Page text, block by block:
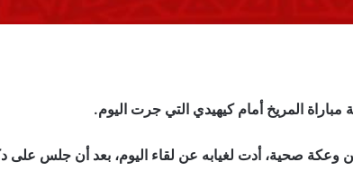
المريخ أمام كيهيدي التي جرت اليوم.
صحية، أدت لغيابه عن لقاء اليوم، بعد أن جلس على